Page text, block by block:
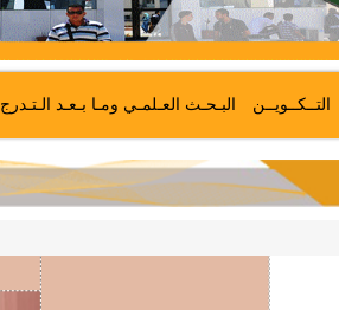
التــكــويــن البـحـث العـلمـي ومـا بـعـد الـتـدرج